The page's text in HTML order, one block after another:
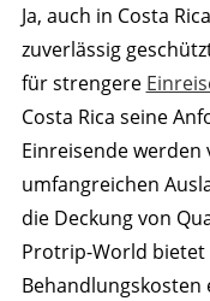
Ja, auch in Costa
zuverlässig
für strengere
Costa Rica seine
Einreisende
umfangreichen
die Deckung von
Protrip-World bietet
Behandlungskosten